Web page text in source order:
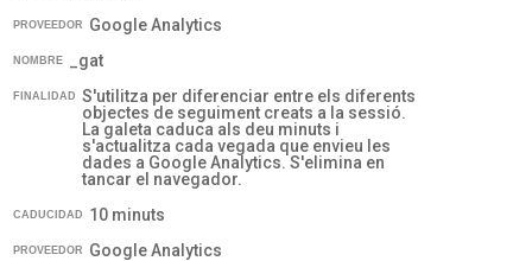
PROVEEDOR Google Analytics
NOMBRE _gat
FINALIDAD
S'utilitza per diferenciar entre els diferents
objectes de seguiment creats a la sessió.
La galeta caduca als deu minuts i
s'actualitza cada vegada que envieu les
dades a Google Analytics. S'elimina en
tancar el navegador.
CADUCIDAD 10 minuts
PROVEEDOR Google Analytics